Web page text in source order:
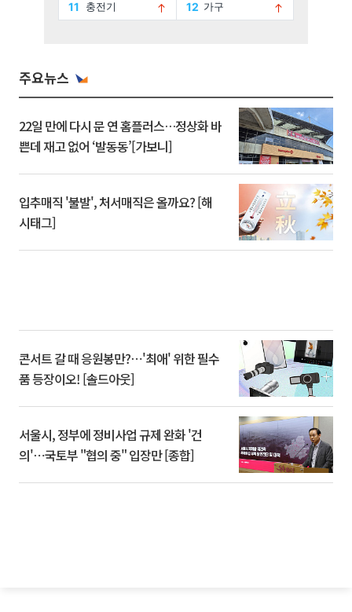
주요뉴스
22일 만에 다시 문 연 홈플러스…정상화 바
쁜데 재고 없어 ‘발동동’[가보니]
입추매직 '불발', 처서매직은 올까요? [해
시태그]
콘서트 갈 때 응원봉만?⋯'최애' 위한 필수
품 등장이오! [솔드아웃]
서울시, 정부에 정비사업 규제 완화 '건
의'⋯국토부 "협의 중" 입장만 [종합]